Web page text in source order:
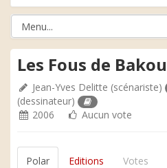
Les Fous de Bakou
Jean-Yves Delitte (scénariste)
(dessinateur)
2006
Aucun vote
Polar Editions Votes